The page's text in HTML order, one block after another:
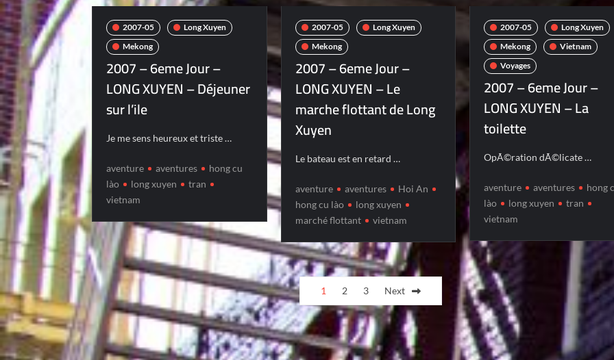
2007-05
Long Xuyen
Mekong
2007 – 6eme Jour –
LONG XUYEN – Déjeuner
sur l’ile
Je me sens heureux et triste …
aventure aventures
hong cu
lào
long xuyen
tran
vietnam
2007-05
Long Xuyen
Mekong
2007 – 6eme Jour –
LONG XUYEN – Le
marche flottant de Long
Xuyen
Le bateau est en retard …
aventure aventures
Hoi An
hong cu lào
long xuyen
marché flottant
vietnam
2007-05
Long Xuyen
Mekong
Vietnam
Voyages
2007 – 6eme Jour –
LONG XUYEN – La
toilette
OpÃ©ration dÃ©licate …
aventure aventures
hong
lào
long xuyen
tran
vietnam
Posts
pagination 1 2 3 Next